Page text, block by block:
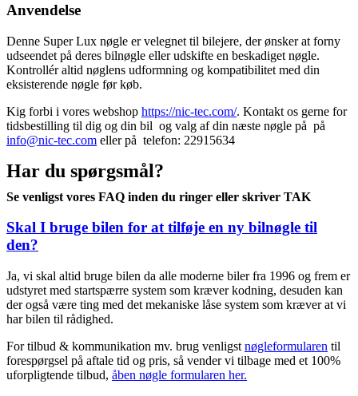
Anvendelse
Denne Super Lux nøgle er velegnet til bilejere, der ønsker at forny
udseendet på deres bilnøgle eller udskifte en beskadiget nøgle.
Kontrollér altid nøglens udformning og kompatibilitet med din
eksisterende nøgle før køb.
Kig forbi i vores webshop https://nic-tec.com/. Kontakt os gerne for
tidsbestilling til dig og din bil og valg af din næste nøgle på på
info@nic-tec.com eller på telefon: 22915634
Har du spørgsmål?
Se venligst vores FAQ inden du ringer eller skriver TAK
Skal I bruge bilen for at tilføje en ny bilnøgle til
den?
Ja, vi skal altid bruge bilen da alle moderne biler fra 1996 og frem er
udstyret med startspærre system som kræver kodning, desuden kan
der også være ting med det mekaniske låse system som kræver at vi
har bilen til rådighed.
For tilbud & kommunikation mv. brug venligst nøgleformularen til
forespørgsel på aftale tid og pris, så vender vi tilbage med et 100%
uforpligtende tilbud, åben nøgle formularen her.